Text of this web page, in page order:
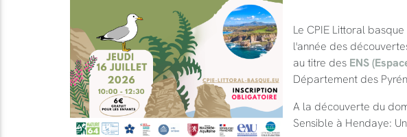
Le CPIE Littoral
l'année des
au titre des ENS
Département des
A la découverte du
Sensible à Hendaye: